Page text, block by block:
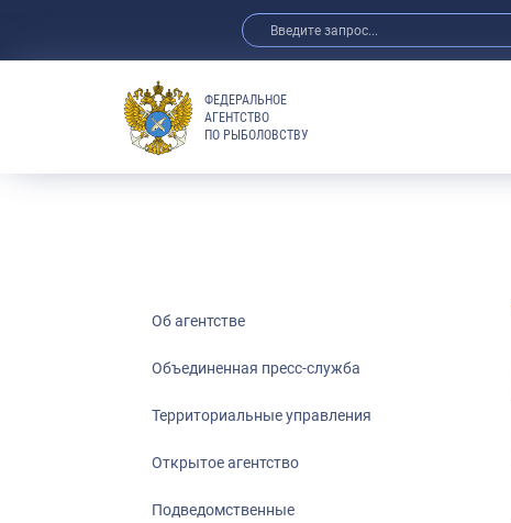
ФЕДЕРАЛЬНОЕ
АГЕНТСТВО
ПО РЫБОЛОВСТВУ
Об агентстве
Объединенная пресс-служба
Территориальные управления
Открытое агентство
Подведомственные